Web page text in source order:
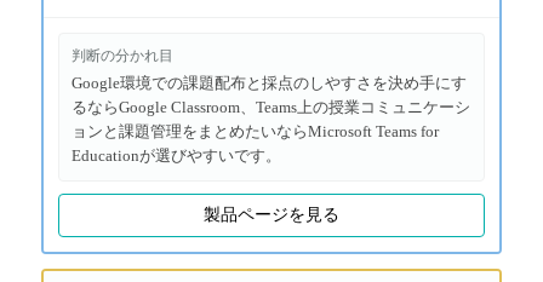
判断の分かれ目
Google環境での課題配布と採点のしやすさを決め手にす
るならGoogle Classroom、Teams上の授業コミュニケーシ
ョンと課題管理をまとめたいならMicrosoft Teams for
Educationが選びやすいです。
製品ページを見る